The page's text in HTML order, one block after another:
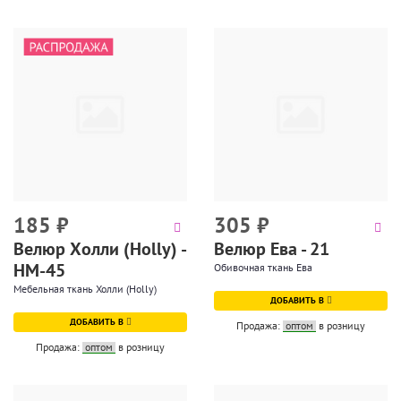
185 ₽
Велюр Холли (Holly) -
HM-45
Мебельная ткань Холли (Holly)
ДОБАВИТЬ В
Продажа: оптом в розницу
305 ₽
Велюр Ева - 21
Обивочная ткань Ева
ДОБАВИТЬ В
Продажа: оптом в розницу